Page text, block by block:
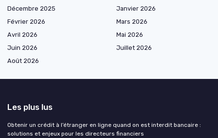
Décembre 2025
Janvier 2026
Février 2026
Mars 2026
Avril 2026
Mai 2026
Juin 2026
Juillet 2026
Août 2026
Les plus lus
Obtenir un crédit à l’étranger en ligne quand on est interdit bancaire :
solutions et enjeux pour les directeurs financiers